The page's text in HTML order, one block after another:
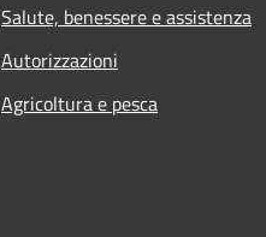
Salute, benessere e assistenza
Autorizzazioni
Agricoltura e pesca